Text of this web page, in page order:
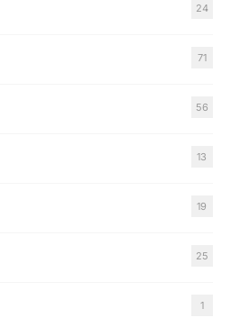
24
71
56
13
19
25
1